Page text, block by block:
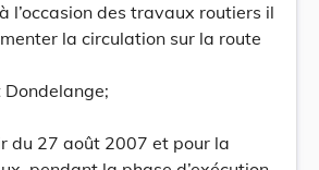
l’occasion des travaux routiers il
la circulation sur la route
du 27 août 2007 et pour la